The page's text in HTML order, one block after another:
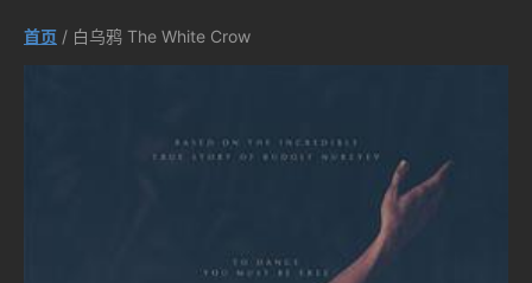
首页 / 白乌鸦 The White Crow